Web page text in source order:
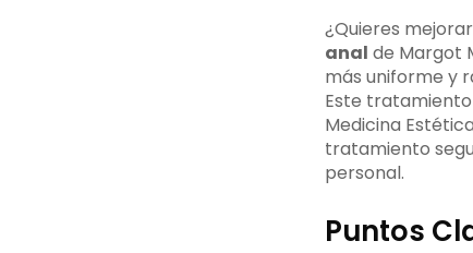
¿Quieres
anal de Margot
más uniforme y
Este tratamiento
Medicina
tratamiento
personal.
Puntos